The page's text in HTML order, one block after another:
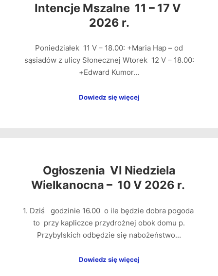
Intencje Mszalne 11 – 17 V
2026 r.
Poniedziałek 11 V – 18.00: +Maria Hap – od
sąsiadów z ulicy Słonecznej Wtorek 12 V – 18.00:
+Edward Kumor…
Dowiedz się więcej
Ogłoszenia VI Niedziela
Wielkanocna – 10 V 2026 r.
1. Dziś godzinie 16.00 o ile będzie dobra pogoda
to przy kapliczce przydrożnej obok domu p.
Przybylskich odbędzie się nabożeństwo…
Dowiedz się więcej